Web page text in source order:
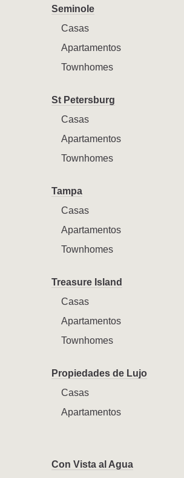
Seminole
Casas
Apartamentos
Townhomes
St Petersburg
Casas
Apartamentos
Townhomes
Tampa
Casas
Apartamentos
Townhomes
Treasure Island
Casas
Apartamentos
Townhomes
Propiedades de Lujo
Casas
Apartamentos
Con Vista al Agua